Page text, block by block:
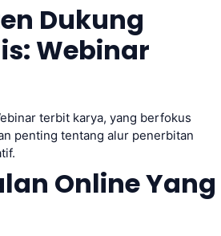
Dukung
Webinar
terbit karya, yang berfokus
penting tentang alur penerbitan
Online Yang